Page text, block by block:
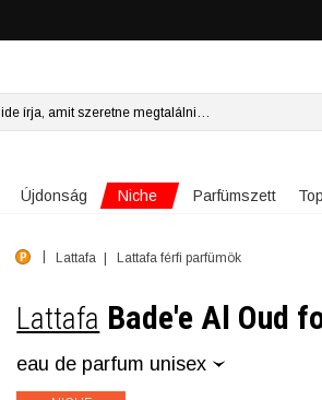
Újdonság Niche Parfümszett
Lattafa Lattafa férfi parfümök
Lattafa Bade'e Al Oud
eau de parfum unisex